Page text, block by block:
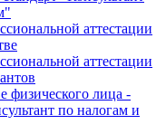
аттестации
аттестации
физического лица -
по налогам и